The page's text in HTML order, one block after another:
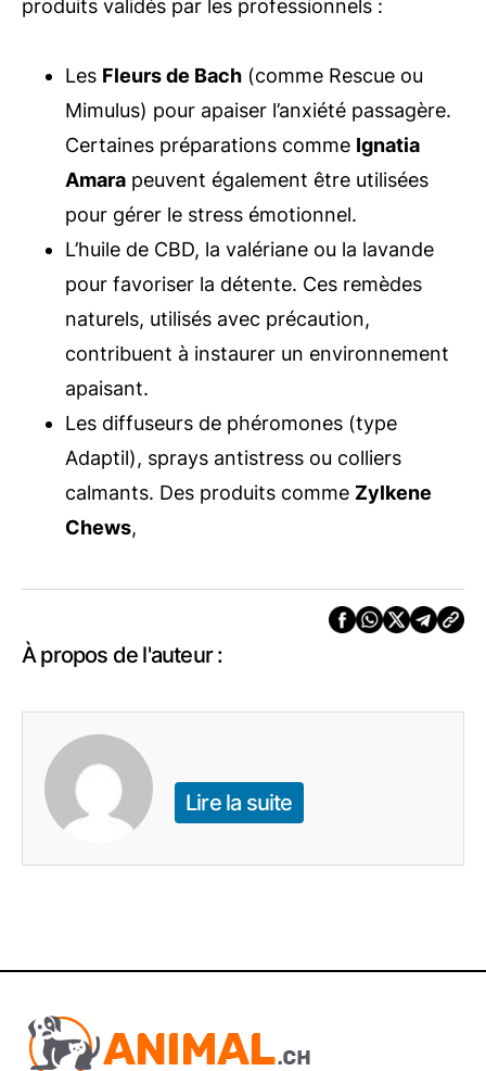
produits validés par les professionnels :
Les Fleurs de Bach (comme Rescue ou
Mimulus) pour apaiser l’anxiété passagère.
Certaines préparations comme Ignatia
Amara peuvent également être utilisées
pour gérer le stress émotionnel.
L’huile de CBD, la valériane ou la lavande
pour favoriser la détente. Ces remèdes
naturels, utilisés avec précaution,
contribuent à instaurer un environnement
apaisant.
Les diffuseurs de phéromones (type
Adaptil), sprays antistress ou colliers
calmants. Des produits comme Zylkene
Chews,
À propos de l'auteur :
Lire la suite